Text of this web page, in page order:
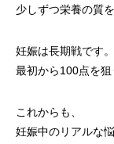
少しずつ栄養の質
妊娠は長期戦です。
最初から100点を狙
これからも、
妊娠中のリアルな